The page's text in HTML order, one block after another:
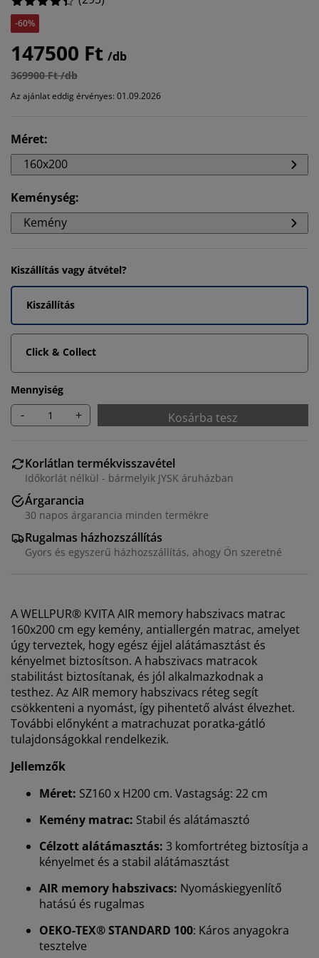
-60%
147500 Ft /db
369900 Ft /db
Az ajánlat eddig érvényes: 01.09.2026
Méret:
160x200
Keménység:
Kemény
Kiszállítás vagy átvétel?
Kiszállítás
Click & Collect
Mennyiség
- + Kosárba tesz
Korlátlan termékvisszavétel
Időkorlát nélkül - bármelyik JYSK áruházban
Árgarancia
30 napos árgarancia minden termékre
Rugalmas házhozszállítás
Gyors és egyszerű házhozszállítás, ahogy Ön szeretné
A WELLPUR® KVITA AIR memory habszivacs matrac
160x200 cm egy kemény, antiallergén matrac, amelyet
úgy terveztek, hogy egész éjjel alátámasztást és
kényelmet biztosítson. A habszivacs matracok
stabilitást biztosítanak, és jól alkalmazkodnak a
testhez. Az AIR memory habszivacs réteg segít
csökkenteni a nyomást, így pihentető alvást élvezhet.
További előnyként a matrachuzat poratka-gátló
tulajdonságokkal rendelkezik.
Jellemzők
Méret: SZ160 x H200 cm. Vastagság: 22 cm
Kemény matrac: Stabil és alátámasztó
Célzott alátámasztás: 3 komfortréteg biztosítja a
kényelmet és a stabil alátámasztást
AIR memory habszivacs: Nyomáskiegyenlítő
hatású és rugalmas
OEKO-TEX® STANDARD 100: Káros anyagokra
tesztelve